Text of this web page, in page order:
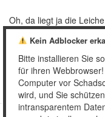
Oh, da liegt ja die
Junkfood, von Werbern
Fernsehknabberei
Posted in: Satire,
Kein Adblocker
Bitte installieren Sie
für ihren
Computer vor
wird, und Sie
intransparentem